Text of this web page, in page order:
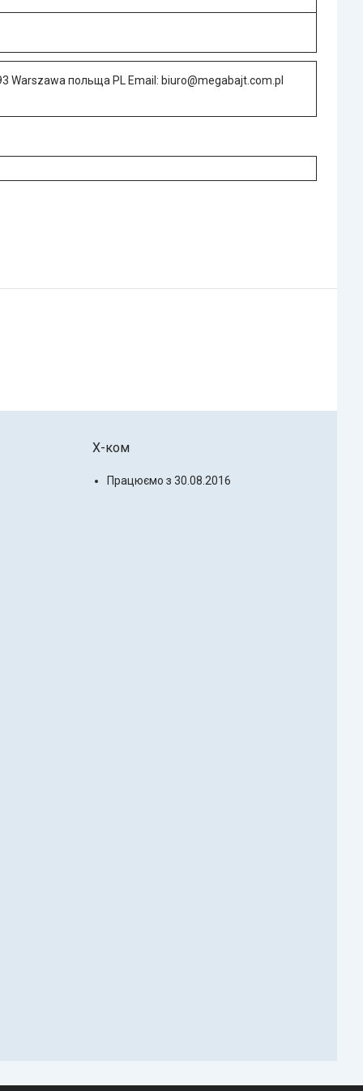
Warszawa польща PL Email: biuro@megabajt.com.pl
X-ком
Працюємо з 30.08.2016